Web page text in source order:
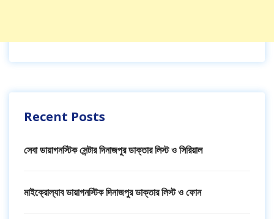
Recent Posts
সেবা ডায়াগনস্টিক সেন্টার দিনাজপুর ডাক্তার লিস্ট ও সিরিয়াল
মাইক্রোল্যাব ডায়াগনস্টিক দিনাজপুর ডাক্তার লিস্ট ও ফোন